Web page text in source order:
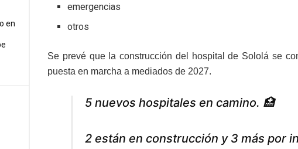
en
emergencias
otros
Se prevé que la construcción del hospital de Sololá se
puesta en marcha a mediados de 2027.
5 nuevos hospitales en camino. 🏥
2 están en construcción y 3 más por